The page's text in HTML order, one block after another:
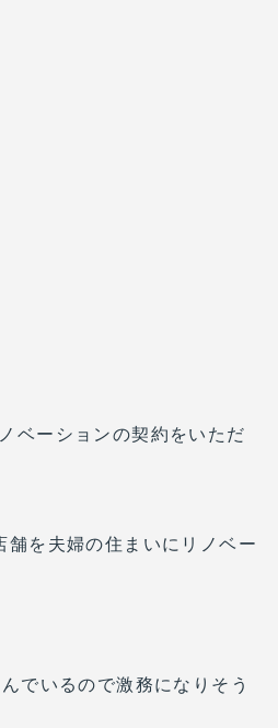
ベーションの契約をいただ
を夫婦の住まいにリノベー
でいるので激務になりそう